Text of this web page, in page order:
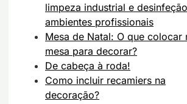
limpeza industrial e
ambientes profissionais
Mesa de Natal: O que colocar
mesa para decorar?
De cabeça à roda!
Como incluir recamiers na
decoração?